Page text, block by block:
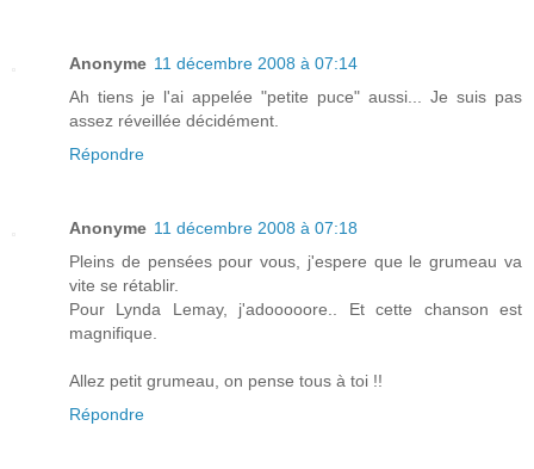
Anonyme 11 décembre 2008 à 07:14
Ah tiens je l'ai appelée "petite puce" aussi... Je suis pas
assez réveillée décidément.
Répondre
Anonyme 11 décembre 2008 à 07:18
Pleins de pensées pour vous, j'espere que le grumeau va
vite se rétablir.
Pour Lynda Lemay, j'adooooore.. Et cette chanson est
magnifique.
Allez petit grumeau, on pense tous à toi !!
Répondre